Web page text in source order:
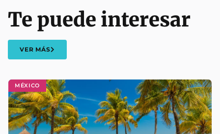
MÉXICO
Te puede interesar
VER MÁS